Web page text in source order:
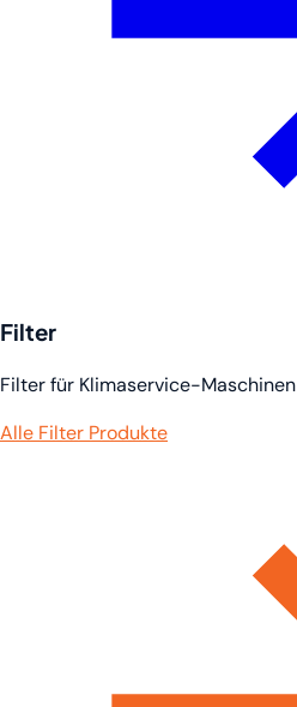
Filter
Filter für Klimaservice-Maschinen
Alle Filter Produkte